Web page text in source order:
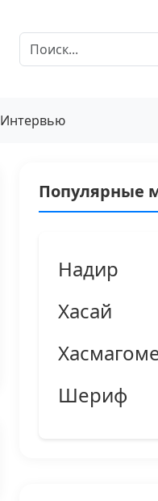
Интервью
Популярные
Надир
Хасай
Шериф